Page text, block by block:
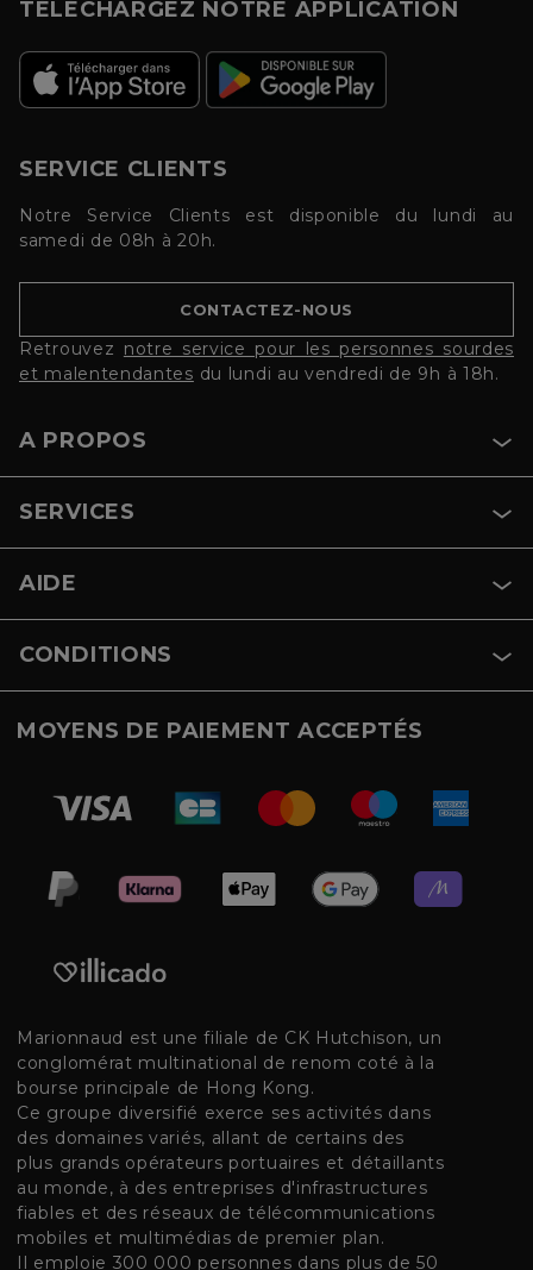
TÉLÉCHARGEZ NOTRE APPLICATION
SERVICE CLIENTS
Notre Service Clients est disponible du lundi au
samedi de 08h à 20h.
CONTACTEZ-NOUS
Retrouvez notre service pour les personnes sourdes
et malentendantes du lundi au vendredi de 9h à 18h.
A PROPOS
SERVICES
AIDE
CONDITIONS
MOYENS DE PAIEMENT ACCEPTÉS
Marionnaud est une filiale de CK Hutchison, un
conglomérat multinational de renom coté à la
bourse principale de Hong Kong.
Ce groupe diversifié exerce ses activités dans
des domaines variés, allant de certains des
plus grands opérateurs portuaires et détaillants
au monde, à des entreprises d'infrastructures
fiables et des réseaux de télécommunications
mobiles et multimédias de premier plan.
Il emploie 300 000 personnes dans plus de 50